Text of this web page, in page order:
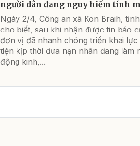
người dân đang nguy hiểm tính
Ngày 2/4, Công an xã Kon Braih,
cho biết, sau khi nhận được tin báo
đơn vị đã nhanh chóng triển khai lực
tiện kịp thời đưa nạn nhân đang làm
động kinh,...